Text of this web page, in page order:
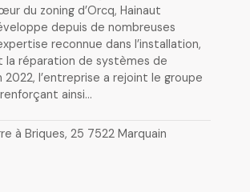
du zoning d’Orcq, Hainaut
depuis de nombreuses
reconnue dans l’installation,
la réparation de systèmes de
2022, l’entreprise a rejoint le groupe
ainsi…
à Briques, 25 7522 Marquain